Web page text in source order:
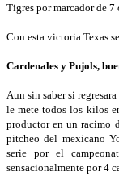
Tigres por marcador de 7
Con esta victoria Texas
Cardenales y Pujols,
Aun sin saber si
le mete todos los kilos
productor en un racimo
pitcheo del mexicano
serie por el
sensacionalmente por 4